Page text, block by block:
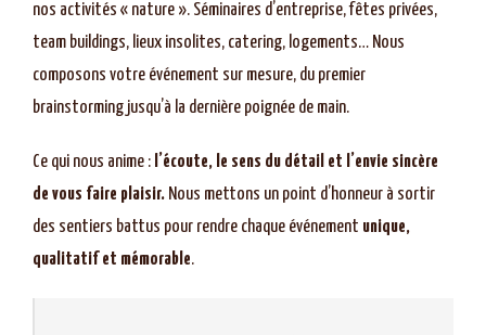
nos activités « nature ». Séminaires d’entreprise, fêtes privées,
team buildings, lieux insolites, catering, logements… Nous
composons votre événement sur mesure, du premier
brainstorming jusqu’à la dernière poignée de main.
Ce qui nous anime : l’écoute, le sens du détail et l’envie sincère
de vous faire plaisir. Nous mettons un point d’honneur à sortir
des sentiers battus pour rendre chaque événement unique,
qualitatif et mémorable.